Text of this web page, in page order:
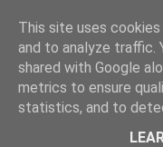
Online
This site uses
and to analyze traffic.
shared with Google
metrics to ensure
statistics, and to